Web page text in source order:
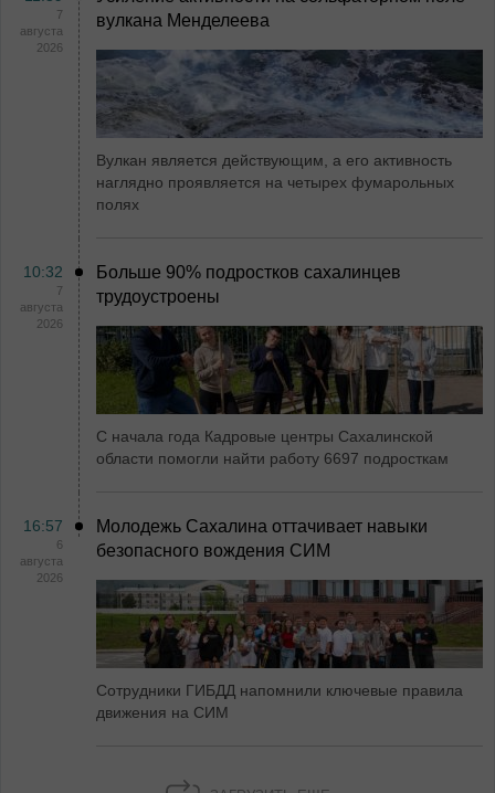
7
августа
2026
вулкана Менделеева
Вулкан является действующим, а его активность
наглядно проявляется на четырех фумарольных
полях
10:32
7
августа
2026
Больше 90% подростков сахалинцев
трудоустроены
С начала года Кадровые центры Сахалинской
области помогли найти работу 6697 подросткам
16:57
6
августа
2026
Молодежь Сахалина оттачивает навыки
безопасного вождения СИМ
Сотрудники ГИБДД напомнили ключевые правила
движения на СИМ